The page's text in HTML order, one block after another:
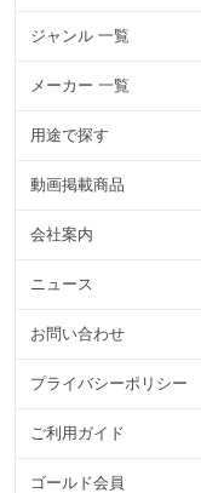
ジャンル 一覧
メーカー 一覧
用途で探す
動画掲載商品
会社案内
ニュース
お問い合わせ
プライバシーポリシー
ご利用ガイド
ゴールド会員